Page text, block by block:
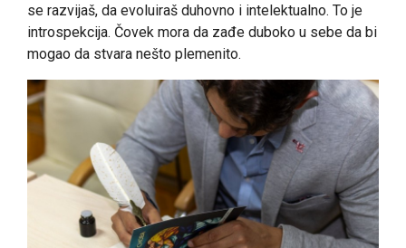
se razvijaš, da evoluiraš duhovno i intelektualno. To je
introspekcija. Čovek mora da zađe duboko u sebe da bi
mogao da stvara nešto plemenito.